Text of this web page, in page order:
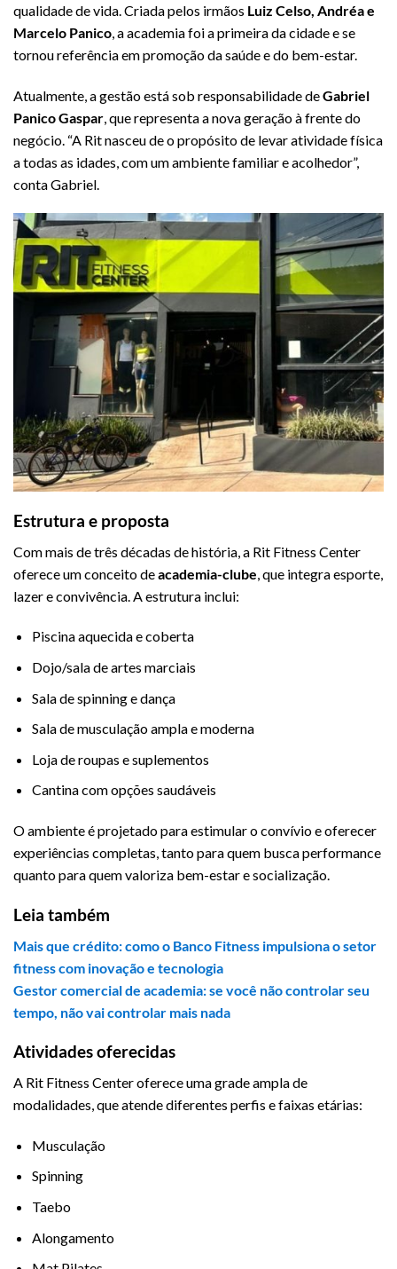
qualidade de vida. Criada pelos irmãos Luiz Celso, Andréa e
Marcelo Panico , a academia foi a primeira da cidade e se
tornou referência em promoção da saúde e do bem-estar.
Atualmente, a gestão está sob responsabilidade deGabriel
Panico Gaspar , que representa a nova geração à frente do
negócio. “A Rit nasceu de o propósito de levar atividade física
a todas as idades, com um ambiente familiar e acolhedor”,
conta Gabriel.
Estrutura e proposta
Com mais de três décadas de história, a Rit Fitness Center
oferece um conceito deacademia-clube , que integra esporte,
lazer e convivência. A estrutura inclui:
Piscina aquecida e coberta
Dojo/sala de artes marciais
Sala de spinning e dança
Sala de musculação ampla e moderna
Loja de roupas e suplementos
Cantina com opções saudáveis
O ambiente é projetado para estimular o convívio e oferecer
experiências completas, tanto para quem busca performance
quanto para quem valoriza bem-estar e socialização.
Leia também
Mais que crédito: como o Banco Fitness impulsiona o setor
fitness com inovação e tecnologia
Gestor comercial de academia: se você não controlar seu
tempo, não vai controlar mais nada
Atividades oferecidas
A Rit Fitness Center oferece uma grade ampla de
modalidades, que atende diferentes perfis e faixas etárias:
Musculação
Spinning
Taebo
Alongamento